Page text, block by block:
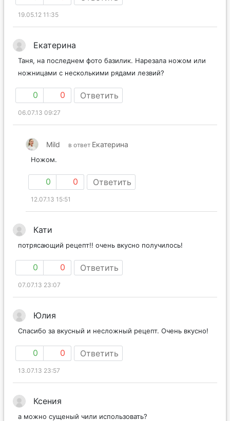
19.05.12 11:35
Екатерина
Таня, на последнем фото базилик. Нарезала ножом или
ножницами с несколькими рядами лезвий?
0 0 Ответить
06.07.13 09:27
Mild в ответ Екатерина
Ножом.
0 0 Ответить
12.07.13 15:51
Кати
потрясающий рецепт!! очень вкусно получилось!
0 0 Ответить
07.07.13 23:07
Юлия
Спасибо за вкусный и несложный рецепт. Очень вкусно!
0 0 Ответить
13.07.13 23:57
Ксения
а можно сущеный чили использовать?